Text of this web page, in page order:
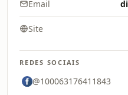
Email
Site
REDES SOCIAIS
@100063176411843